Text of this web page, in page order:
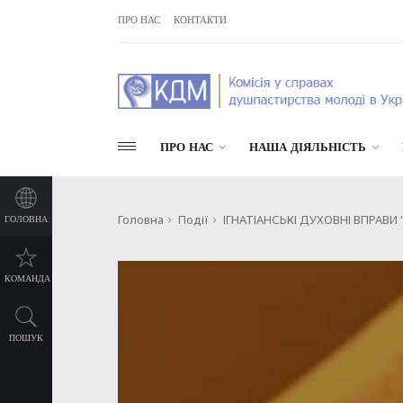
ПРО НАС КОНТАКТИ
ПРО НАС НАША ДІЯЛЬНІСТЬ
ГОЛОВНА
КОМАНДА
ПОШУК
Головна Події ІГНАТІАНСЬКІ ДУХОВНІ ВПРАВИ